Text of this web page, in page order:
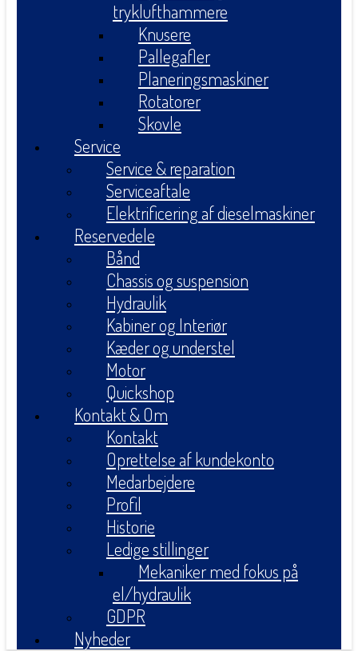
tryklufthammere
Knusere
Pallegafler
Planeringsmaskiner
Rotatorer
Skovle
Service
Service & reparation
Serviceaftale
Elektrificering af dieselmaskiner
Reservedele
Bånd
Chassis og suspension
Hydraulik
Kabiner og Interiør
Kæder og understel
Motor
Quickshop
Kontakt & Om
Kontakt
Oprettelse af kundekonto
Medarbejdere
Profil
Historie
Ledige stillinger
Mekaniker med fokus på
el/hydraulik
GDPR
Nyheder